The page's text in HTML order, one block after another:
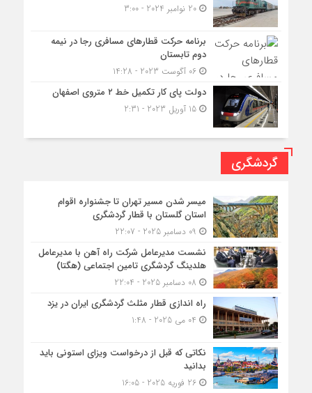
20 نوامبر 2024 - 3:00
برنامه حرکت قطارهای مسافری رجا در نیمه
دوم تابستان
06 آگوست 2023 - 14:28
دولت پای کار تکمیل خط ۲ متروی اصفهان
15 آوریل 2023 - 2:31
گردشگری
میسر شدن مسیر تهران تا جشنواره اقوام
استان گلستان با قطار گردشگری
نشست مدیرعامل شرکت راه آهن با مدیرعامل
هلدینگ گردشگری تامین اجتماعی (هگتا)
راه اندازی قطار مثلث گردشگری ایران در یزد
نکاتی که قبل از درخواست ویزای استونی باید
بدانید
26 فوریه 2025 - 16:05